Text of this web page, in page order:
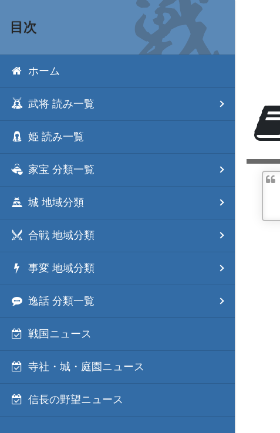
目次
ホーム
武将 読み一覧
姫 読み一覧
家宝 分類一覧
城 地域分類
合戦 地域分類
事変 地域分類
逸話 分類一覧
戦国ニュース
寺社・城・庭園ニュース
信長の野望ニュース